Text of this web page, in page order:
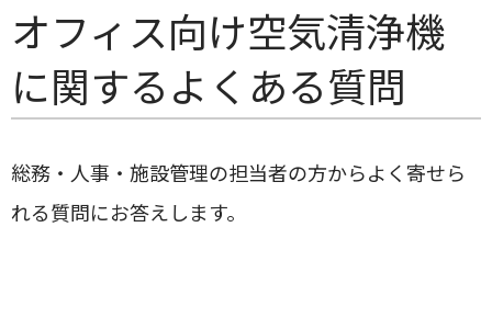
オフィス向け空気清浄機
に関するよくある質問
総務・人事・施設管理の担当者の方からよく寄せら
れる質問にお答えします。